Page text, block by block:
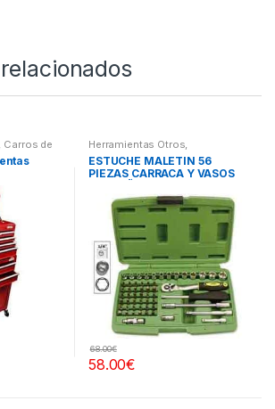
Carros de Herramientas Otros,
Herramientas De Mano,
Herramientas De Mano,
Maletines Herramientas,
Extractores, Compresímetros,
ESTUCHE MALETIN 56
PIEZAS CARRACA Y VASOS
58.00€
68.00€